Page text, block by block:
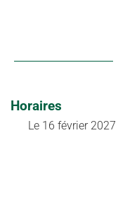
Horaires
Le 16 février 2027